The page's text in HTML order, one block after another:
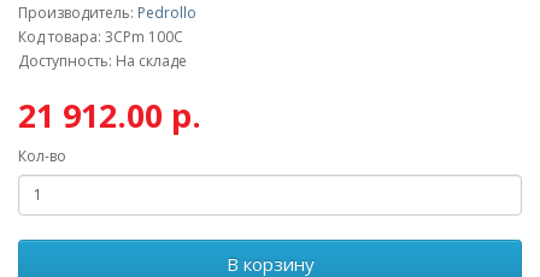
Производитель: Pedrollo
Код товара: 3CPm 100C
Доступность: На складе
21 912.00 р.
Кол-во
В корзину